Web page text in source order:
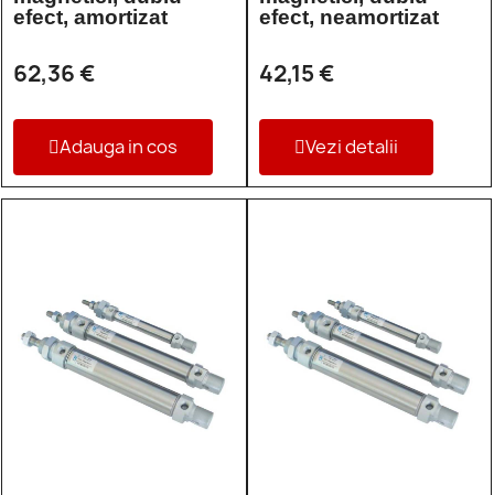
efect, amortizat
62,36 €
Adauga in cos
efect, neamortizat
42,15 €
Vezi detalii